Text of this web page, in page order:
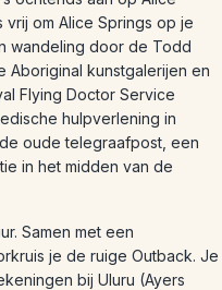
om Alice Springs op je
wandeling door de Todd
Aboriginal kunstgalerijen en
Flying Doctor Service
hulpverlening in
oude telegraafpost, een
in het midden van de
Samen met een
je de ruige Outback. Je
bij Uluru (Ayers